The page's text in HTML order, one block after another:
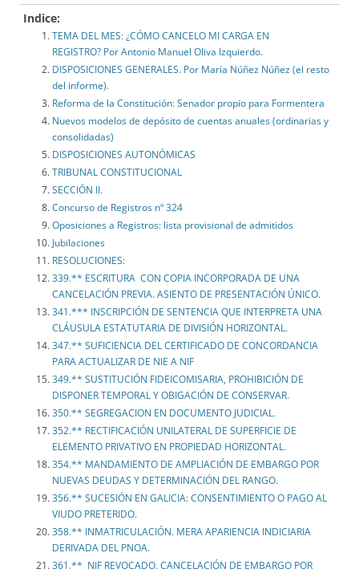
Indice:
TEMA DEL MES: ¿CÓMO CANCELO MI CARGA EN
REGISTRO? Por Antonio Manuel Oliva Izquierdo.
DISPOSICIONES GENERALES. Por María Núñez Núñez (el resto
del informe).
Reforma de la Constitución: Senador propio para Formentera
Nuevos modelos de depósito de cuentas anuales (ordinarias y
consolidadas)
DISPOSICIONES AUTONÓMICAS
TRIBUNAL CONSTITUCIONAL
SECCIÓN II.
Concurso de Registros nº 324
Oposiciones a Registros: lista provisional de admitidos
Jubilaciones
RESOLUCIONES:
339.** ESCRITURA CON COPIA INCORPORADA DE UNA
CANCELACIÓN PREVIA. ASIENTO DE PRESENTACIÓN ÚNICO.
341.*** INSCRIPCIÓN DE SENTENCIA QUE INTERPRETA UNA
CLÁUSULA ESTATUTARIA DE DIVISIÓN HORIZONTAL.
347.** SUFICIENCIA DEL CERTIFICADO DE CONCORDANCIA
PARA ACTUALIZAR DE NIE A NIF
349.** SUSTITUCIÓN FIDEICOMISARIA, PROHIBICIÓN DE
DISPONER TEMPORAL Y OBIGACIÓN DE CONSERVAR.
350.** SEGREGACION EN DOCUMENTO JUDICIAL.
352.** RECTIFICACIÓN UNILATERAL DE SUPERFICIE DE
ELEMENTO PRIVATIVO EN PROPIEDAD HORIZONTAL.
354.** MANDAMIENTO DE AMPLIACIÓN DE EMBARGO POR
NUEVAS DEUDAS Y DETERMINACIÓN DEL RANGO.
356.** SUCESIÓN EN GALICIA: CONSENTIMIENTO O PAGO AL
VIUDO PRETERIDO.
358.** INMATRICULACIÓN. MERA APARIENCIA INDICIARIA
DERIVADA DEL PNOA.
361.** NIF REVOCADO. CANCELACIÓN DE EMBARGO POR